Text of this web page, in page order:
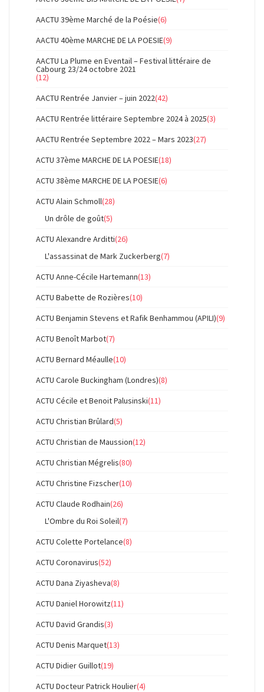
AACTU 39ème Marché de la Poésie(6)
AACTU 40ème MARCHE DE LA POESIE(9)
AACTU La Plume en Eventail – Festival littéraire de
Cabourg 23/24 octobre 2021
(12)
AACTU Rentrée Janvier – juin 2022(42)
AACTU Rentrée littéraire Septembre 2024 à 2025(3)
AACTU Rentrée Septembre 2022 – Mars 2023(27)
ACTU 37ème MARCHE DE LA POESIE(18)
ACTU 38ème MARCHE DE LA POESIE(6)
ACTU Alain Schmoll(28)
Un drôle de goût(5)
ACTU Alexandre Arditti(26)
L'assassinat de Mark Zuckerberg(7)
ACTU Anne-Cécile Hartemann(13)
ACTU Babette de Rozières(10)
ACTU Benjamin Stevens et Rafik Benhammou (APILI)(9)
ACTU Benoît Marbot(7)
ACTU Bernard Méaulle(10)
ACTU Carole Buckingham (Londres)(8)
ACTU Cécile et Benoit Palusinski(11)
ACTU Christian Brûlard(5)
ACTU Christian de Maussion(12)
ACTU Christian Mégrelis(80)
ACTU Christine Fizscher(10)
ACTU Claude Rodhain(26)
L'Ombre du Roi Soleil(7)
ACTU Colette Portelance(8)
ACTU Coronavirus(52)
ACTU Dana Ziyasheva(8)
ACTU Daniel Horowitz(11)
ACTU David Grandis(3)
ACTU Denis Marquet(13)
ACTU Didier Guillot(19)
ACTU Docteur Patrick Houlier(4)